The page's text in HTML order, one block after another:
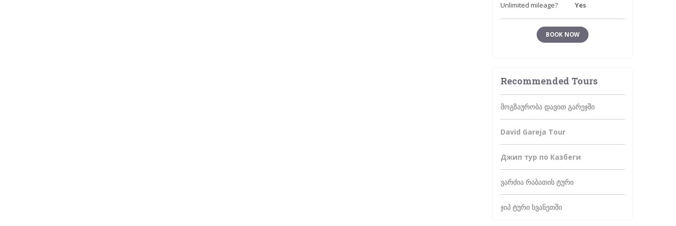
Unlimited mileage?
Yes
BOOK NOW
Recommended Tours
მოგზაურობა დავით გარეჯში
David Gareja Tour
Джип тур по Казбеги
ვარძია რაბათის ტური
ჯიპ ტური სვანეთში